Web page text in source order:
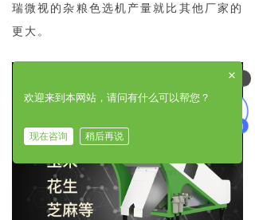
瑞微视的杂粮色选机产量就比其他厂家的
更大。
可以介绍下你们的产品么
×
欢迎来到本网站，请问有什么可以帮您？
现在咨询 稍后再说